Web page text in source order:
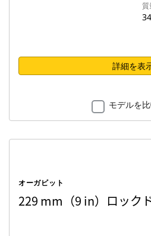
質
詳細を表
モデルを
オーガビット
229 mm（9 in）ロック